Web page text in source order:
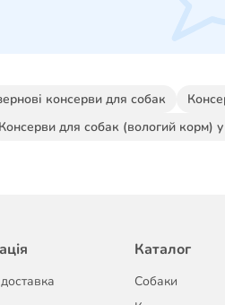
консерви для собак
Консерви для собак (вологий корм) у
Каталог
Собаки